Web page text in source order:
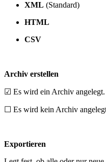
XML (Standard)
HTML
CSV
Archiv erstellen
☑ Es wird ein Archiv angelegt.
☐ Es wird kein Archiv
Exportieren